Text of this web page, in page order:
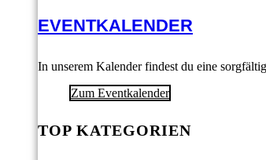
EVENTKALENDER
In unserem Kalender findest du eine
Zum Eventkalender
TOP KATEGORIEN